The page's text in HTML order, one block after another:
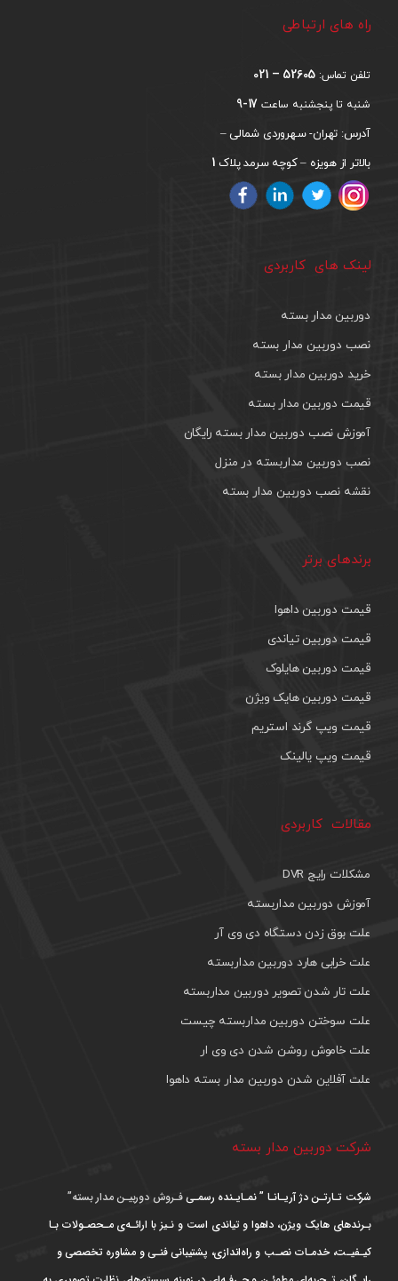
راه های ارتباطی
تلفن تماس: 52605 – 021
شنبه تا پنجشنبه ساعت 17-9
آدرس: تهران- سهروردی شمالی –
بالاتر از هویزه – کوچه سرمد پلاک 1
لینک های کاربردی
دوربین مدار بسته
نصب دوربین مدار بسته
خرید دوربین مدار بسته
قیمت دوربین مدار بسته
آموزش نصب دوربین مدار بسته رایگان
نصب دوربین مداربسته در منزل
نقشه نصب دوربین مدار بسته
برندهای برتر
قیمت دوربین داهوا
قیمت دوربین تیاندی
قیمت دوربین هایلوک
قیمت دوربین هایک ویژن
قیمت ویپ گرند استریم
قیمت ویپ یالینک
مقالات کاربردی
مشکلات رایج DVR
آموزش دوربین مداربسته
علت بوق زدن دستگاه دی وی آر
علت خرابی هارد دوربین مداربسته
علت تار شدن تصویر دوربین مداربسته
علت سوختن دوربین مداربسته چیست
علت خاموش روشن شدن دی وی ار
علت آفلاین شدن دوربین مدار بسته داهوا
شرکت دوربین مدار بسته
شرکت تـارتـن دژ آریـانـا ” نمـایـنده رسمـیفـروش دوربیـن مدار بسته”
بـرندهای هایک ویژن، داهوا و تیاندی است و نـیز با ارائـه‌ی مـحصـولات بـا
کیـفیـت، خدمـات نصـب و راه‌اندازی، پشتیبانی فنـی و مشاوره تخصصی و